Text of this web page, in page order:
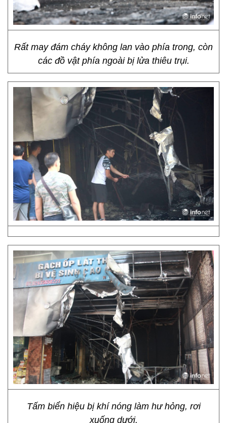
Rất may đám cháy không lan vào phía trong, còn
các đồ vật phía ngoài bị lửa thiêu trụi.
Tấm biển hiệu bị khí nóng làm hư hỏng, rơi
xuống dưới.